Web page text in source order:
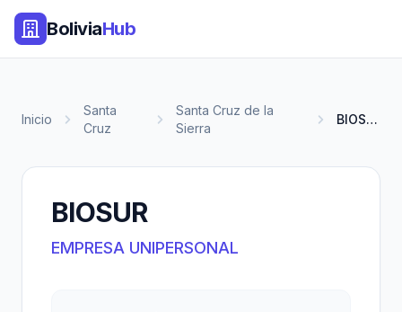
BoliviaHub
Inicio
Santa
Cruz
Santa Cruz de la
Sierra
BIOSUR
BIOSUR
EMPRESA UNIPERSONAL